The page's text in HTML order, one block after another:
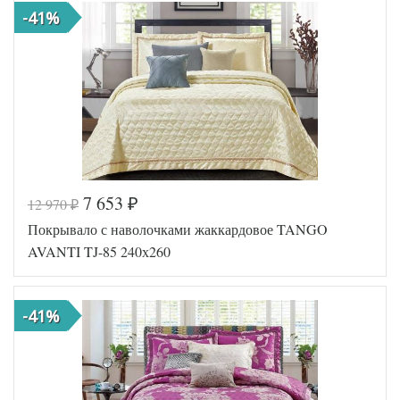
-41%
12 970₽ 7 653 ₽
Покрывало с наволочками жаккардовое TANGO
AVANTI TJ-85 240х260
-41%